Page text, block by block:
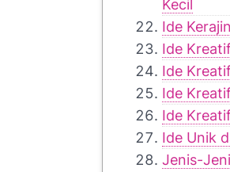
Kecil
Ide
Ide
Ide
Ide
Ide
Ide Unik
Jenis-